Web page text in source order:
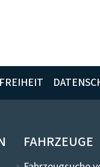
FAHRZEUGE